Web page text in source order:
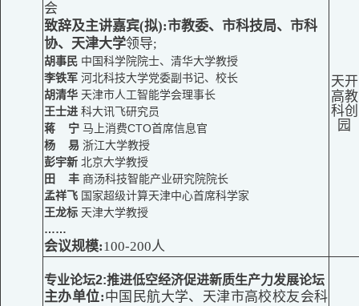
会
致辞及主讲嘉宾(拟):市教委、市科技局、市科
协、天津大学领导;
胡事民 中国科学院院士、清华大学教授
李铁军 河北科技大学党委副书记、校长
胡清华 天津市人工智能学会理事长
王士进 科大讯飞研究员
蒋 宁 马上消费CTO首席信息官
杨 易 浙江大学教授
彭宇新 北京大学教授
田 丰 商汤科技智能产业研究院院长
孟祥飞 国家超级计算天津中心首席科学家
王龙标 天津大学教授
……
会议规模:100-200人
天开
高教
科创
园
专业论坛2:推进低空经济促进新质生产力发展论坛
主办单位:中国民航大学、天津市高校校友会科